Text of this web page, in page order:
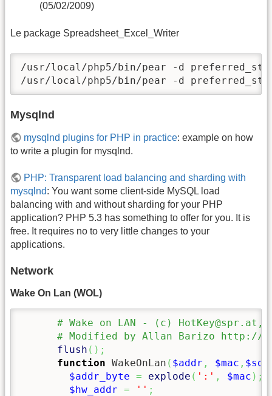
(05/02/2009)
Le package Spreadsheet_Excel_Writer
/usr/local/php5/bin/pear -d
/usr/local/php5/bin/pear -d
Mysqlnd
mysqlnd plugins for PHP in practice: example on how
to write a plugin for mysqlnd.
PHP: Transparent load balancing and sharding with
mysqlnd: You want some client-side MySQL load
balancing with and without sharding for your PHP
application? PHP 5.3 has something to offer for you. It is
free. It requires no to very little changes to your
applications.
Network
Wake On Lan (WOL)
flush ( ) ;
function WakeOnLan ( $addr , $mac ,
$addr_byte = explode ( ':' , $mac ) ;
$hw_addr = '' ;